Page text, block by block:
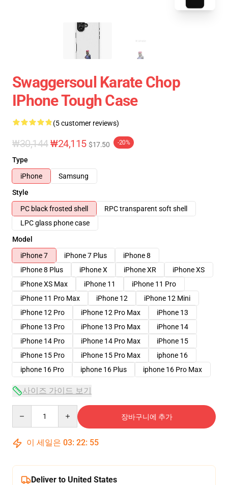
Swaggersoul Karate Chop
IPhone Tough Case
(5 customer reviews)
₩30,144₩24,115 $17.50 -20%
Type
iPhone
Samsung
Style
PC black frosted shell
RPC transparent soft shell
LPC glass phone case
Model
iPhone 7
iPhone 7 Plus
iPhone 8
iPhone 8 Plus
iPhone X iPhone XR
iPhone XS
iPhone XS Max
iPhone 11
iPhone 11 Pro
iPhone 11 Pro Max
iPhone 12
iPhone 12 Mini
iPhone 12 Pro
iPhone 12 Pro Max
iPhone 13
iPhone 13 Pro
iPhone 13 Pro Max
iPhone 14
iPhone 14 Pro
iPhone 14 Pro Max
iPhone 15
iPhone 15 Pro
iPhone 15 Pro Max
iphone 16
iphone 16 Pro
iphone 16 Plus iphone 16 Pro Max
사이즈 가이드 보기
장바구니에 추가
이 세일은 03: 22: 54
Deliver to United States